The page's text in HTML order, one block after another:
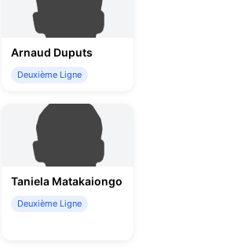
Arnaud Duputs
Deuxième Ligne
Taniela Matakaiongo
Deuxième Ligne